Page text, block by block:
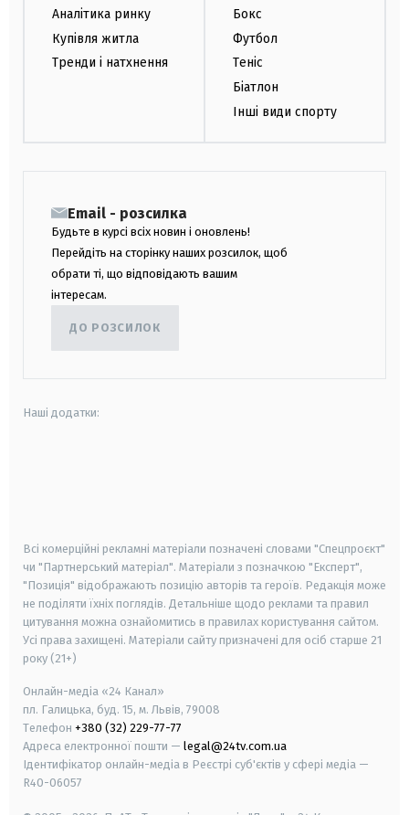
Аналітика ринку
Купівля житла
Тренди і натхнення
Бокс
Футбол
Теніс
Біатлон
Інші види спорту
Email - розсилка
Будьте в курсі всіх новин і оновлень!
Перейдіть на сторінку наших розсилок, щоб
обрати ті, що відповідають вашим
інтересам.
ДО РОЗСИЛОК
Наші додатки:
Всі комерційні рекламні матеріали позначені словами "Спецпроєкт"
чи "Партнерський матеріал". Матеріали з позначкою "Експерт",
"Позиція" відображають позицію авторів та героїв. Редакція може
не поділяти їхніх поглядів. Детальніше щодо реклами та правил
цитування можна ознайомитись в правилах користування сайтом.
Усі права захищені. Матеріали сайту призначені для осіб старше 21
року (21+)
Онлайн-медіа «24 Канал»
пл. Галицька, буд. 15, м. Львів, 79008
Телефон +380 (32) 229-77-77
Адреса електронної пошти — legal@24tv.com.ua
Ідентифікатор онлайн-медіа в Реєстрі суб'єктів у сфері медіа —
R40-06057